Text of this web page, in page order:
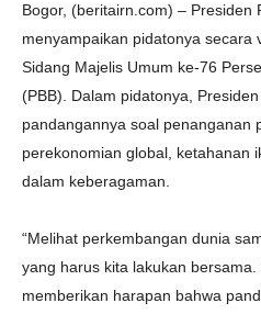
Bogor, (beritairn.com) – Presiden
menyampaikan pidatonya secara
Sidang Majelis Umum ke-76
(PBB). Dalam pidatonya,
pandangannya soal penanganan
perekonomian global, ketahanan
dalam keberagaman.
“Melihat perkembangan dunia
yang harus kita lakukan
memberikan harapan bahwa